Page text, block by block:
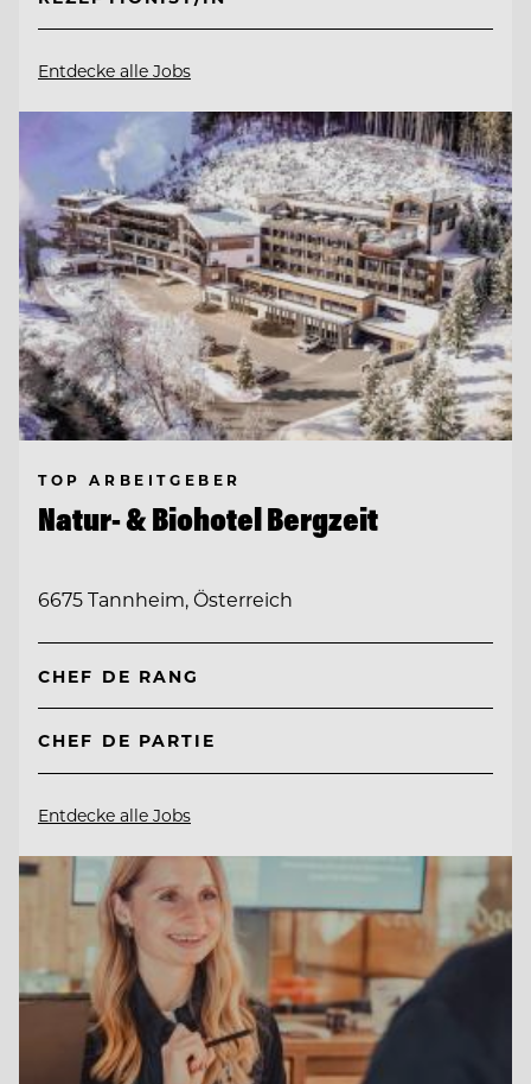
Entdecke alle Jobs
TOP ARBEITGEBER
Natur- & Biohotel Bergzeit
6675 Tannheim, Österreich
CHEF DE RANG
CHEF DE PARTIE
Entdecke alle Jobs